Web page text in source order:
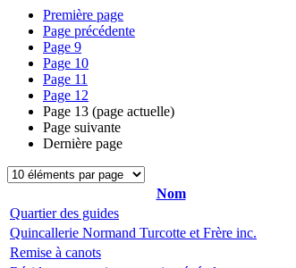
Première page
Page précédente
Page 9
Page 10
Page 11
Page 12
Page 13 (page actuelle)
Page suivante
Dernière page
Nom
Quartier des guides
Quincallerie Normand Turcotte et Frère inc.
Remise à canots